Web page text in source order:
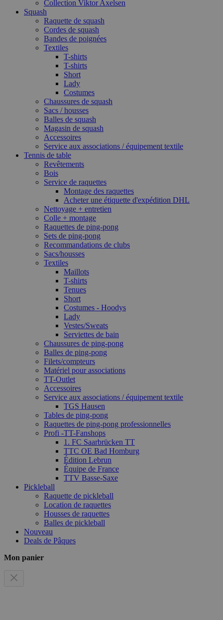
Collection Viktor Axelsen
Squash
Raquette de squash
Cordes de squash
Bandes de poignées
Textiles
T-shirts
T-shirts
Short
Lady
Costumes
Chaussures de squash
Sacs / housses
Balles de squash
Magasin de squash
Accessoires
Service aux associations / équipement textile
Tennis de table
Revêtements
Bois
Service de raquettes
Montage des raquettes
Acheter une étiquette d'expédition DHL
Nettoyage + entretien
Colle + montage
Raquettes de ping-pong
Sets de ping-pong
Recommandations de clubs
Sacs/housses
Textiles
Maillots
T-shirts
Tenues
Short
Costumes - Hoodys
Lady
Vestes/Sweats
Serviettes de bain
Chaussures de ping-pong
Balles de ping-pong
Filets/compteurs
Matériel pour associations
TT-Outlet
Accessoires
Service aux associations / équipement textile
TGS Hausen
Tables de ping-pong
Raquettes de ping-pong professionnelles
Profi -TT-Fanshops
1. FC Saarbrücken TT
TTC OE Bad Homburg
Édition Lebrun
Équipe de France
TTV Basse-Saxe
Pickleball
Raquette de pickleball
Location de raquettes
Housses de raquettes
Balles de pickleball
Nouveau
Deals de Pâques
Mon panier